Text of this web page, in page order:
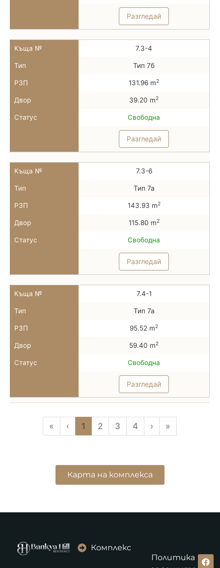
Разгледай
Къща № 7.3-4
Тип Тип 7б
РЗП 131.96 m2
Двор 39.20 m2
Статус Свободна
Разгледай
Къща № 7.3-6
Тип Тип 7а
РЗП 143.93 m2
Двор 115.80 m2
Статус Свободна
Разгледай
Къща № 7.4-1
Тип Тип 7а
РЗП 95.52 m2
Двор 59.40 m2
Статус Свободна
Разгледай
« ‹ 1 2 3 4 › »
Карта на комплекса
Комплекс
Политика